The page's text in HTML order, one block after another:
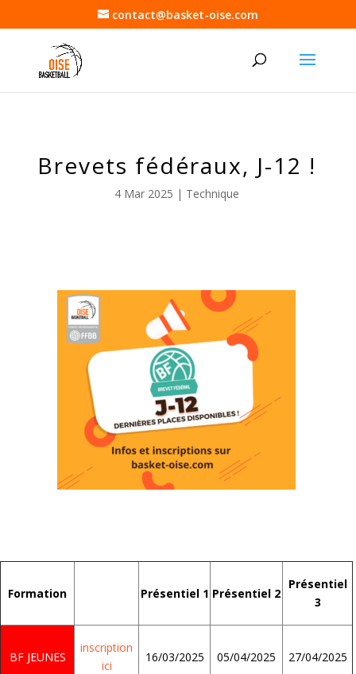
contact@basket-oise.com
Brevets fédéraux, J-12 !
4 Mar 2025 | Technique
Formation Présentiel 1 Présentiel 2
Présentiel
3
BF JEUNES
inscription
ici
16/03/2025 05/04/2025 27/04/2025